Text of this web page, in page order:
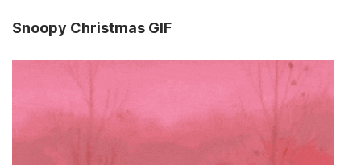
Snoopy Christmas GIF